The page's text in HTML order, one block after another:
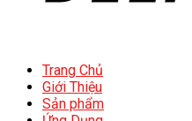
Trang Chủ
Giới Thiệu
Sản phẩm